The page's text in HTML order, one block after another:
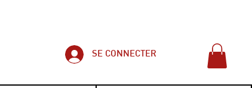
SE CONNECTER